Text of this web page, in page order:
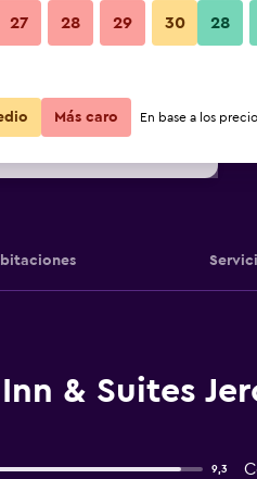
$112 Ver oferta
$113 Ver oferta
- Twin Falls
& Suites
9,3
27 28 29 30 28
Más caro En base a los